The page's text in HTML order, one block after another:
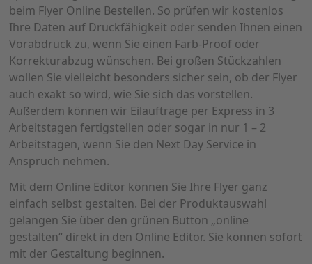
beim Flyer Online Bestellen. So prüfen wir kostenlos
Ihre Daten auf Druckfähigkeit oder senden Ihnen einen
Vorabdruck zu, wenn Sie einen Farb-Proof oder
Korrekturabzug wünschen. Bei großen Stückzahlen
wollen Sie vielleicht besonders sicher sein, ob der Flyer
auch exakt so wird, wie Sie sich das vorstellen.
Außerdem können wir Eilaufträge per Express in 3
Arbeitstagen fertigstellen oder sogar in nur 1 – 2
Arbeitstagen, wenn Sie den Next Day Service in
Anspruch nehmen.
Mit dem Online Editor können Sie Ihre Flyer ganz
einfach selbst gestalten. Bei der Produktauswahl
gelangen Sie über den grünen Button „online
gestalten“ direkt in den Online Editor. Sie können sofort
mit der Gestaltung beginnen.